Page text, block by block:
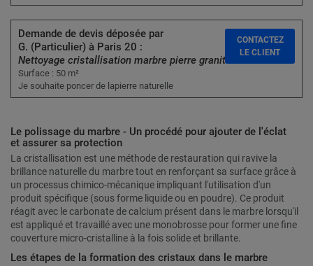
Demande de devis déposée par
G. (Particulier) à Paris 20 :
Nettoyage cristallisation marbre pierre granit
Surface : 50 m²
Je souhaite poncer de lapierre naturelle
CONTACTEZ
LE CLIENT
Le polissage du marbre - Un procédé pour ajouter de l'éclat
et assurer sa protection
La cristallisation est une méthode de restauration qui ravive la
brillance naturelle du marbre tout en renforçant sa surface grâce à
un processus chimico-mécanique impliquant l'utilisation d'un
produit spécifique (sous forme liquide ou en poudre). Ce produit
réagit avec le carbonate de calcium présent dans le marbre lorsqu'il
est appliqué et travaillé avec une monobrosse pour former une fine
couverture micro-cristalline à la fois solide et brillante.
Les étapes de la formation des cristaux dans le marbre